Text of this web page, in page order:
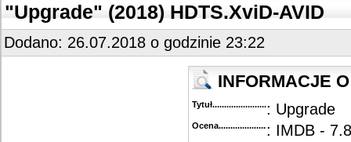
"Upgrade" (2018) HDTS.XviD-AVID
Dodano: 26.07.2018 o godzinie 23:22
INFORMACJE
Tytuł............................................
: Upgrade
Ocena.............................................
: IMDB -